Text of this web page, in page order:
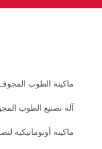
ماكينة الطوب
آلة تصنيع الطوب
ماكينة أوتوماتيكية